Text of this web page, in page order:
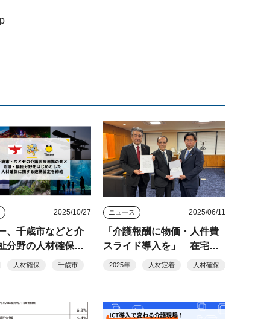
2025/10/27
、千歳市などと介
分野の人材確保で
人材確保 千歳市
ニュース 2025/06/11
「介護報酬に物価・人件費
スライド導入を」 在宅協
が福岡厚労相に要望
2025年 人材定着 人材確保